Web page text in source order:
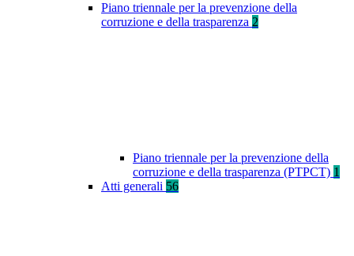
Piano triennale per la prevenzione della
corruzione e della trasparenza 2
Piano triennale per la prevenzione della
corruzione e della trasparenza (PTPCT) 1
Atti generali 56